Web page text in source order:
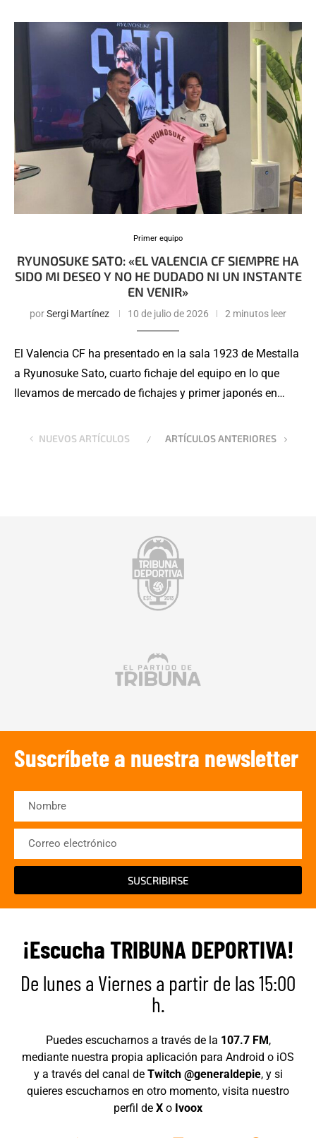
Primer equipo
RYUNOSUKE SATO: «EL VALENCIA CF SIEMPRE HA
SIDO MI DESEO Y NO HE DUDADO NI UN INSTANTE
EN VENIR»
porSergi Martínez 10 de julio de 2026 2 minutos leer
El Valencia CF ha presentado en la sala 1923 de Mestalla
a Ryunosuke Sato, cuarto fichaje del equipo en lo que
llevamos de mercado de fichajes y primer japonés en…
NUEVOS ARTÍCULOS ARTÍCULOS ANTERIORES
Suscríbete a nuestra newsletter
SUSCRIBIRSE
¡Escucha TRIBUNA DEPORTIVA!
De lunes a Viernes a partir de las 15:00
h.
Puedes escucharnos a través de la 107.7 FM ,
mediante nuestra propia aplicación para Android o iOS
y a través del canal deTwitch @generaldepie, y si
quieres escucharnos en otro momento, visita nuestro
perfil de X o Ivoox